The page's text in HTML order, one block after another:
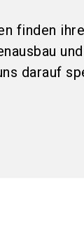
finden
darauf